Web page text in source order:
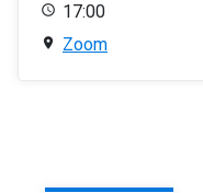
17:00
Zoom